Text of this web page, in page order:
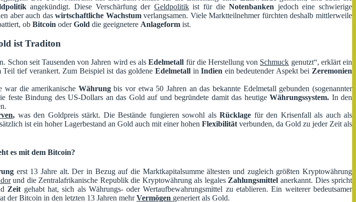
angekündigt. Diese Verschärfung der Geldpolitikist für dieNotenbanken jedoch eine schwierige
aber auch daswirtschaftliche Wachstumverlangsamen. Viele Marktteilnehmer fürchten deshalb mittlerweile
ob Bitcoin oderGold die geeignetere Anlageform ist.
ist Traditon
Schon seit Tausenden von Jahren wird es alsEdelmetall für die Herstellung von Schmuck genutzt“, erklärt ein
tief verankert. Zum Beispiel ist das goldene Edelmetall inIndien ein bedeutender Aspekt bei Zeremonien
war die amerikanische Währungbis vor etwa 50 Jahren an das bekannte Edelmetall gebunden (sogenannter
feste Bindung des US-Dollars an das Gold auf und begründete damit das heutige Währungssystem. In den
, was den Goldpreis stärkt. Die Bestände fungieren sowohl alsRücklage für den Krisenfall als auch als
ist ein hoher Lagerbestand an Gold auch mit einer hohen Flexibilität verbunden, da Gold zu jeder Zeit als
es mit dem Bitcoin?
erst 13 Jahre alt. Der in Bezug auf die Marktkapitalsumme ältesten und zugleich größten Kryptowährung
und die Zentralafrikanische Republik die Kryptowährung als legales Zahlungsmittel anerkannt. Dies spricht
Zeit gehabt hat, sich als Währungs- oder Wertaufbewahrungsmittel zu etablieren. Ein weiterer bedeutsamer
der Bitcoin in den letzten 13 Jahren mehrVermögen generiert als Gold.